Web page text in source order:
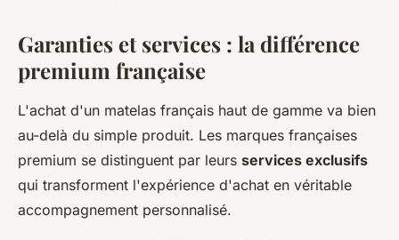
Garanties et services : la différence
premium française
L'achat d'un matelas français haut de gamme va bien
au-delà du simple produit. Les marques françaises
premium se distinguent par leurs services exclusifs
qui transforment l'expérience d'achat en véritable
accompagnement personnalisé.